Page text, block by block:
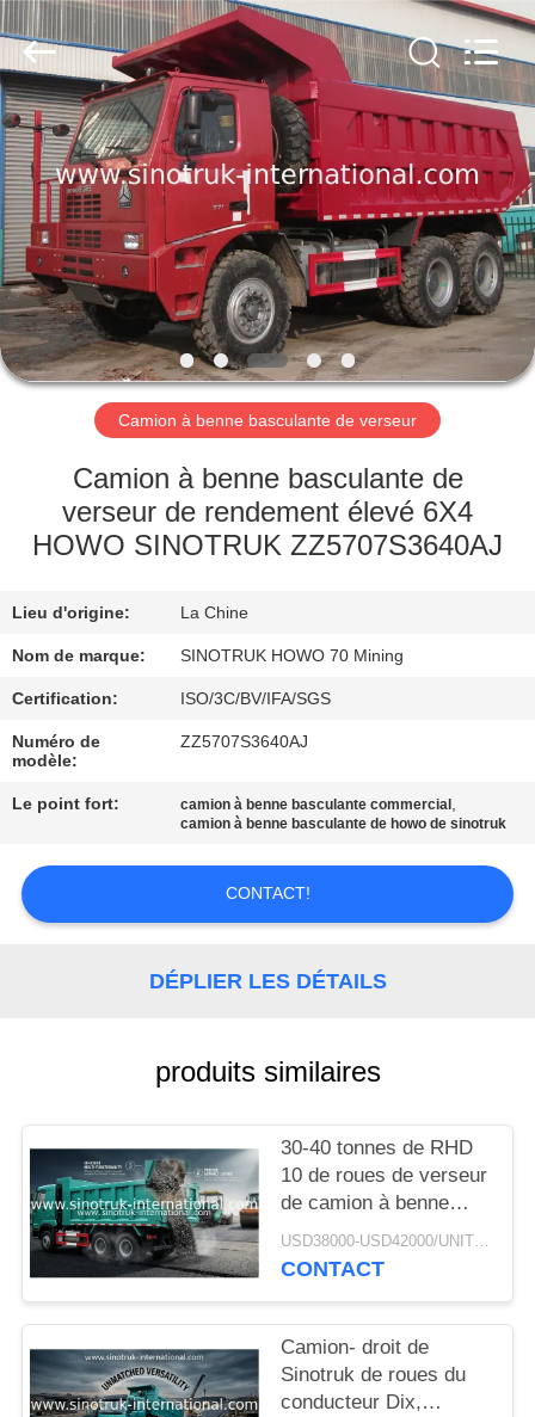
À
LA
MAISON
PRODUITS
À
PROPOS
NOUS
VISITE
L'USINE
CONTRÔLE
DE
QUALITÉ
NOUS
CONTACTER
PLAN
DU
SITE
POLITIQUE
DE
CONFIDENTIALITÉ
SINOTRUK
INTERNATIONAL
CO.,
LTD..
All
Rights
Reserved.
Camion à benne basculante de verseur
Camion à benne basculante de
verseur de rendement élevé 6X4
HOWO SINOTRUK ZZ5707S3640AJ
Lieu d'origine: La Chine
Nom de marque: SINOTRUK HOWO 70 Mining
Certification: ISO/3C/BV/IFA/SGS
Numéro de
modèle:
ZZ5707S3640AJ
Le point fort: camion à benne basculante commercial ,
camion à benne basculante de howo de sinotruk
CONTACT!
DÉPLIER LES DÉTAILS
produits similaires
30-40 tonnes de RHD
10 de roues de verseur
de camion à benne
basculante SINOTRUK
HOWO A7 pour la
USD38000-USD42000/UNIT)negotiation MOQ:1 UNITÉ
CONTACT
Camion- droit de
Sinotruk de roues du
conducteur Dix,